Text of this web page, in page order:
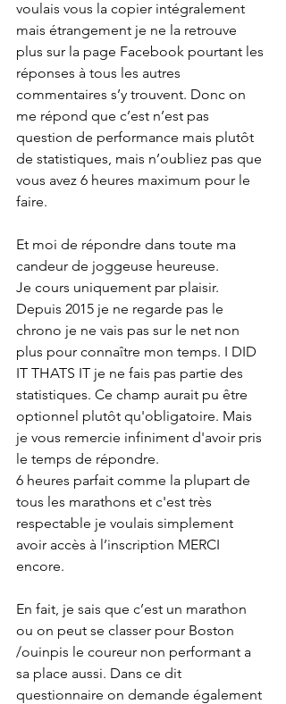
voulais vous la copier intégralement
mais étrangement je ne la retrouve
plus sur la page Facebook pourtant les
réponses à tous les autres
commentaires s’y trouvent. Donc on
me répond que c’est n’est pas
question de performance mais plutôt
de statistiques, mais n’oubliez pas que
vous avez 6 heures maximum pour le
faire.
Et moi de répondre dans toute ma
candeur de joggeuse heureuse.
Je cours uniquement par plaisir.
Depuis 2015 je ne regarde pas le
chrono je ne vais pas sur le net non
plus pour connaître mon temps. I DID
IT THATS IT je ne fais pas partie des
statistiques. Ce champ aurait pu être
optionnel plutôt qu'obligatoire. Mais
je vous remercie infiniment d'avoir pris
le temps de répondre.
6 heures parfait comme la plupart de
tous les marathons et c'est très
respectable je voulais simplement
avoir accès à l’inscription MERCI
encore.
En fait, je sais que c’est un marathon
ou on peut se classer pour Boston
/ouinpis le coureur non performant a
sa place aussi. Dans ce dit
questionnaire on demande également